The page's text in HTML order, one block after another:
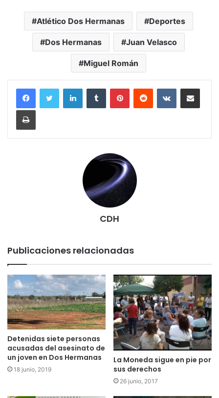
Atlético Dos Hermanas Deportes
Dos Hermanas Juan Velasco
Miguel Román
CDH
Publicaciones relacionadas
Detenidas siete personas
acusadas del asesinato de
un joven en Dos Hermanas
18 junio, 2019
La Moneda sigue en pie por
sus derechos
26 junio, 2017